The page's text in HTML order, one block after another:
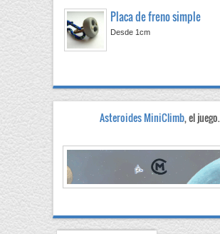
Placa de freno simple
Desde 1cm
Asteroides MiniClimb, el juego.